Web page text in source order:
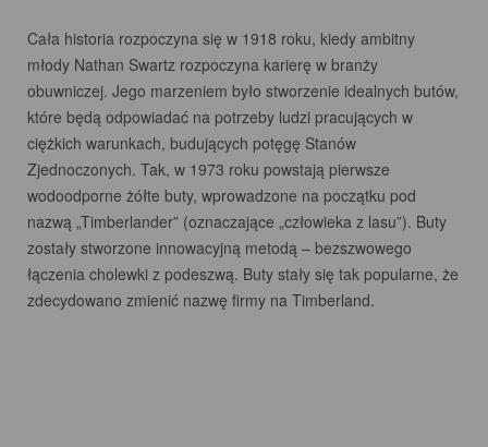
Cała historia rozpoczyna się w 1918 roku, kiedy ambitny
młody Nathan Swartz rozpoczyna karierę w branży
obuwniczej. Jego marzeniem było stworzenie idealnych butów,
które będą odpowiadać na potrzeby ludzi pracujących w
ciężkich warunkach, budujących potęgę Stanów
Zjednoczonych. Tak, w 1973 roku powstają pierwsze
wodoodporne żółte buty, wprowadzone na początku pod
nazwą „Timberlander” (oznaczające „człowieka z lasu”). Buty
zostały stworzone innowacyjną metodą – bezszwowego
łączenia cholewki z podeszwą. Buty stały się tak popularne, że
zdecydowano zmienić nazwę firmy na Timberland.